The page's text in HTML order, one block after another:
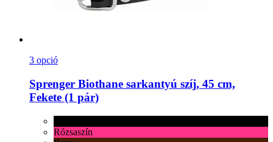
3 opció
Sprenger Biothane sarkantyú szíj, 45 cm,
Fekete (1 pár)
Rózsaszín